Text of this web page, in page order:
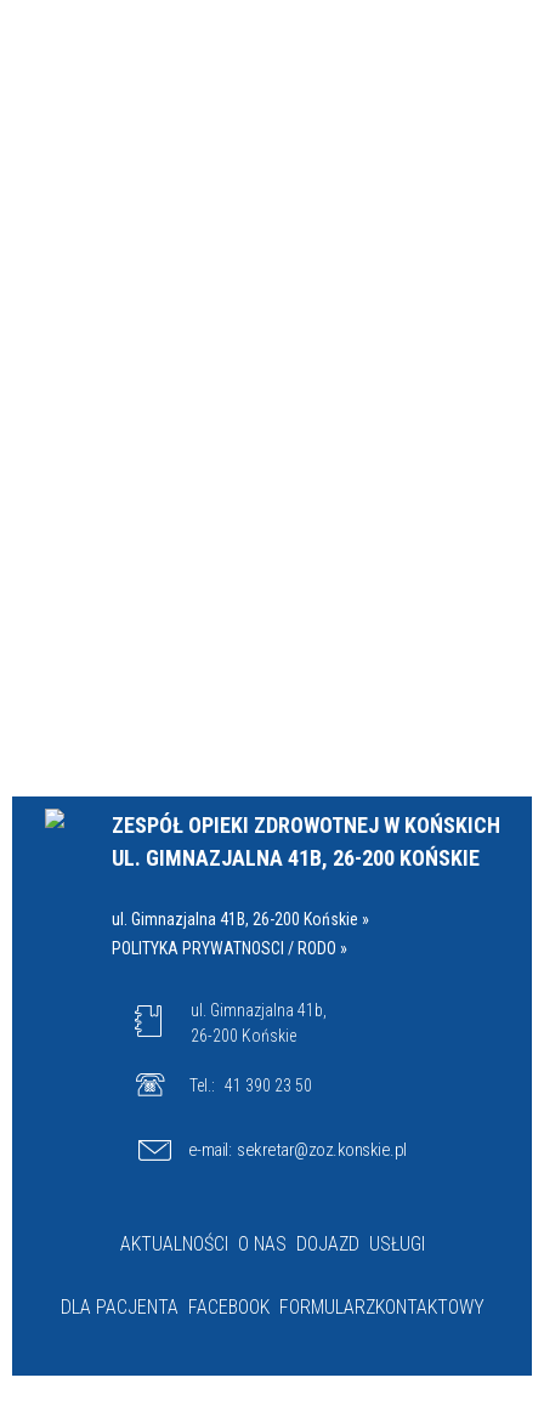
ZESPÓŁ OPIEKI ZDROWOTNEJ W KOŃSKICH
UL. GIMNAZJALNA 41B, 26-200 KOŃSKIE
ul. Gimnazjalna 41B, 26-200 Końskie »
POLITYKA PRYWATNOSCI / RODO »
ul. Gimnazjalna 41b,
26-200 Końskie
Tel.: 41 390 23 50
e-mail: sekretar@zoz.konskie.pl
AKTUALNOŚCI O NAS DOJAZD USŁUGI
DLA PACJENTA FACEBOOK FORMULARZKONTAKTOWY